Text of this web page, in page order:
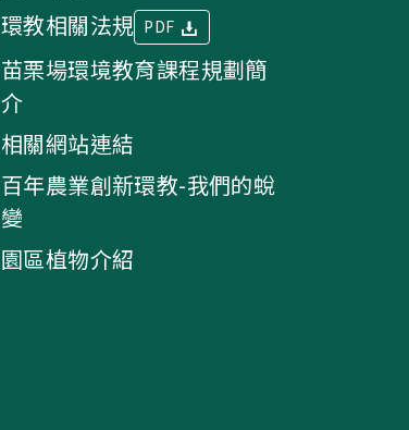
環教相關法規 PDF
苗栗場環境教育課程規劃簡
介
相關網站連結
百年農業創新環教-我們的蛻
變
園區植物介紹